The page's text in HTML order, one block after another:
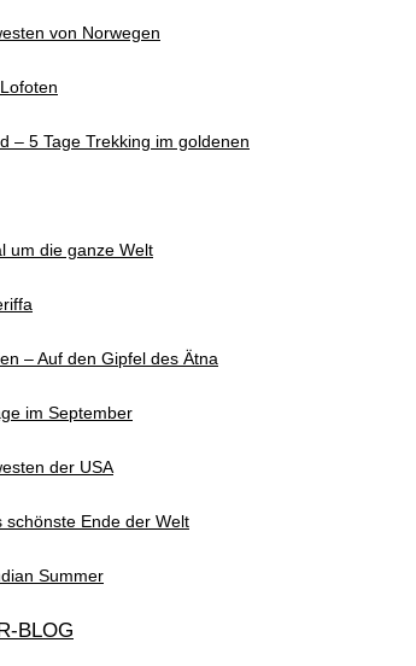
von Norwegen
– 5 Tage Trekking im goldenen
um die ganze Welt
– Auf den Gipfel des Ätna
im September
der USA
schönste Ende der Welt
Summer
BLOG